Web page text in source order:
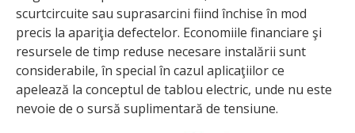
scurtcircuite sau suprasarcini fiind închise în mod
precis la apariţia defectelor. Economiile financiare şi
resursele de timp reduse necesare instalării sunt
considerabile, în special în cazul aplicaţiilor ce
apelează la conceptul de tablou electric, unde nu este
nevoie de o sursă suplimentară de tensiune.